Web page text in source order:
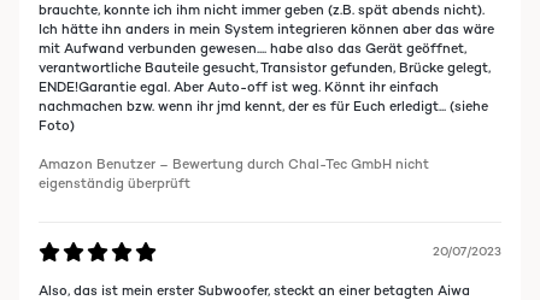
brauchte, konnte ich ihm nicht immer geben (z.B. spät abends nicht).
Ich hätte ihn anders in mein System integrieren können aber das wäre
mit Aufwand verbunden gewesen.... habe also das Gerät geöffnet,
verantwortliche Bauteile gesucht, Transistor gefunden, Brücke gelegt,
ENDE!Garantie egal. Aber Auto-off ist weg. Könnt ihr einfach
nachmachen bzw. wenn ihr jmd kennt, der es für Euch erledigt... (siehe
Foto)
Amazon Benutzer – Bewertung durch Chal-Tec GmbH nicht
eigenständig überprüft
20/07/2023
Also, das ist mein erster Subwoofer, steckt an einer betagten Aiwa